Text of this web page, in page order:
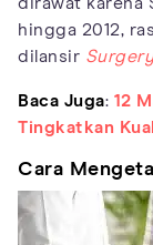
dirawat karena
hingga 2012,
dilansir
Baca Juga: 12
Tingkatkan
Cara